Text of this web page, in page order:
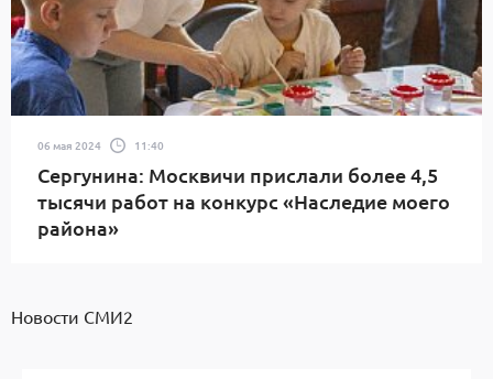
06 мая 2024 11:40
Сергунина: Москвичи прислали более 4,5
тысячи работ на конкурс «Наследие моего
района»
Новости СМИ2